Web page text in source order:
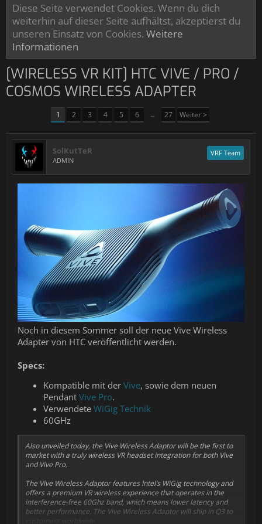
Diese Seite verwendet Cookies. Wenn du dich
weiterhin auf dieser Seite aufhältst, akzeptierst du
unseren Einsatz von Cookies. Weitere
Informationen
[WIRELESS VR KIT] HTC VIVE / PRO /
COSMOS WIRELESS ADAPTER
1 2 3 4 5 6 → 27 Weiter >
SolKutTeR
ADMIN
VRF Team
Noch in diesem Sommer soll der neue Vive Wireless
Adapter von HTC veröffentlicht werden.
Specs:
Kompatible mit der Vive, sowie dem neuen
Pendant Vive Pro.
Verwendete WiGig Technik
60GHz
Also unveiled today, the Vive Wireless Adaptor will be the first to
market with a truly wireless VR headset integration for both Vive
and Vive Pro.
The Vive Wireless Adaptor features Intel’s WiGig technology and
offers a premium VR wireless experience that operates in the
interference-free 60Ghz band, which means lower latency and
better performance. The Vive Wireless Adaptor will ship in Q3 to
customers worldwide.